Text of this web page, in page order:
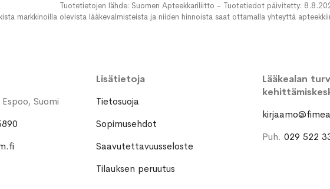
Tuotetietojen lähde: Suomen Apteekkariliitto - Tuotetiedot päivitetty:
markkinoilla olevista lääkevalmisteista ja niiden hinnoista saat ottamalla yhteyttä
Suomi
Lisätietoja
Tietosuoja
Sopimusehdot
Saavutettavuusseloste
Tilauksen peruutus
Lääkealan
Puh.029 522